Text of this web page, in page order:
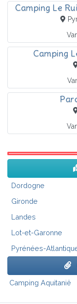
Camping Le
Camping
Dordogne
Gironde
Landes
Lot-et-Garonne
Pyrénées-
Camping Aquitanië